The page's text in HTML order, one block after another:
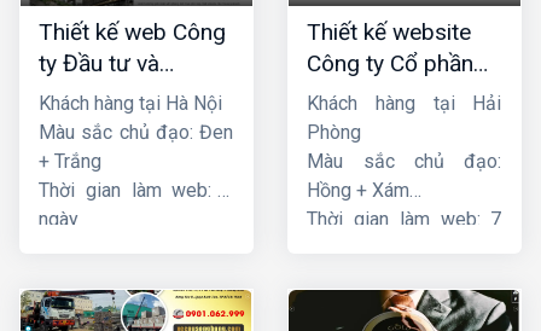
Thiết kế web Công
ty Đầu tư và
Thương mại Five-
Star
Khách hàng tại Hà Nội
Màu sắc chủ đạo: Đen
+ Trắng
Thời gian làm web: 7
ngày
Thiết kế website
Công ty Cổ phần
dịch vụ hàng hải
Sen
Khách hàng tại Hải
Phòng
Màu sắc chủ đạo:
Hồng + Xám
Thời gian làm web: 7